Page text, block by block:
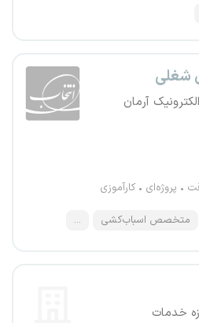
آرمان
پروژه‌ای کارآموزی
متخصص اسباب‌کشی ...
خدمات